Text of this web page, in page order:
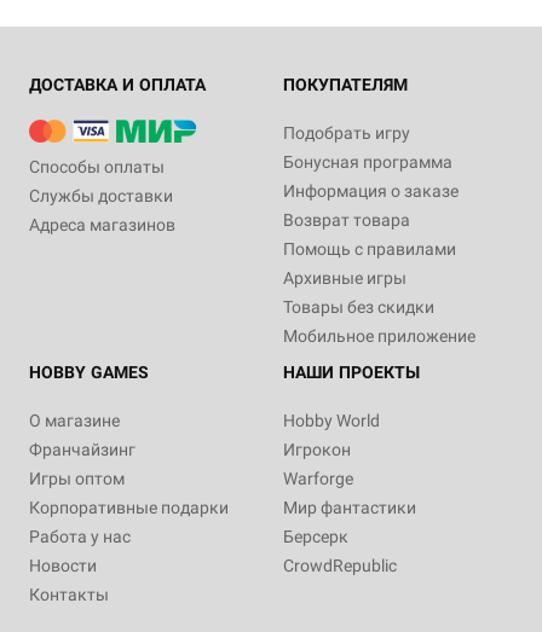
ДОСТАВКА И ОПЛАТА
Способы оплаты
Службы доставки
Адреса магазинов
ПОКУПАТЕЛЯМ
Подобрать игру
Бонусная программа
Информация о заказе
Возврат товара
Помощь с правилами
Архивные игры
Товары без скидки
Мобильное приложение
HOBBY GAMES
О магазине
Франчайзинг
Игры оптом
Корпоративные подарки
Работа у нас
Новости
Контакты
НАШИ ПРОЕКТЫ
Hobby World
Игрокон
Warforge
Мир фантастики
Берсерк
CrowdRepublic